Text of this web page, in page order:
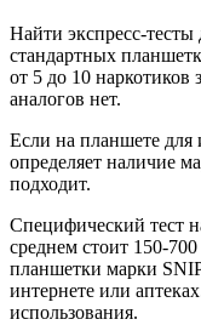
Найти экспресс-
стандартных
от 5 до 10 наркотиков
аналогов нет.
Если на планшете для
определяет наличие
подходит.
Специфический тест
среднем стоит 150-
планшетки марки
интернете или
использования.